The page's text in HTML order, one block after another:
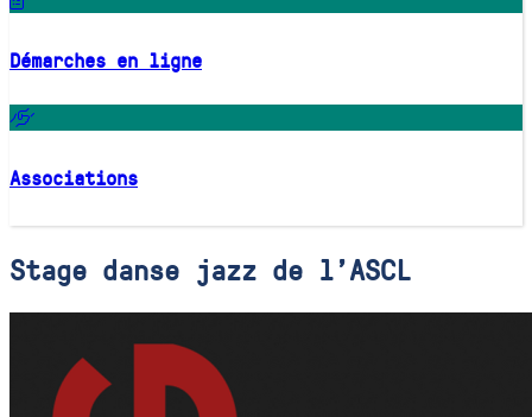
Démarches en ligne
Associations
Stage danse jazz de l'ASCL